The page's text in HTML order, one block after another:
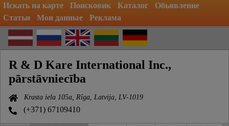
Искать на карте Поисковик Каталог
Обьявление
Статьи
Мои данные Реклама
R & D Kare International Inc.,
pārstāvniecība
Krasta iela 105a, Rīga, Latvija, LV-1019
(+371) 67109410